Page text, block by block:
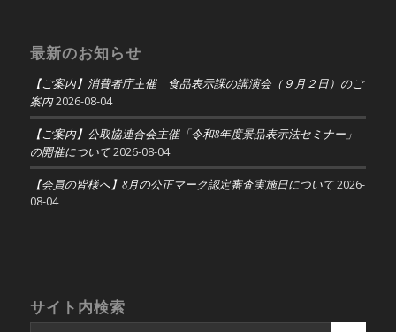
最新のお知らせ
【ご案内】消費者庁主催 食品表示課の講演会（９月２日）のご
案内 2026-08-04
【ご案内】公取協連合会主催「令和8年度景品表示法セミナー」
の開催について 2026-08-04
【会員の皆様へ】8月の公正マーク認定審査実施日について 2026-
08-04
サイト内検索